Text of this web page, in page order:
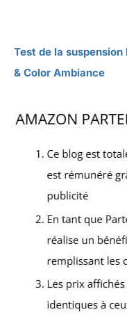
Test de la
& Color Ambiance